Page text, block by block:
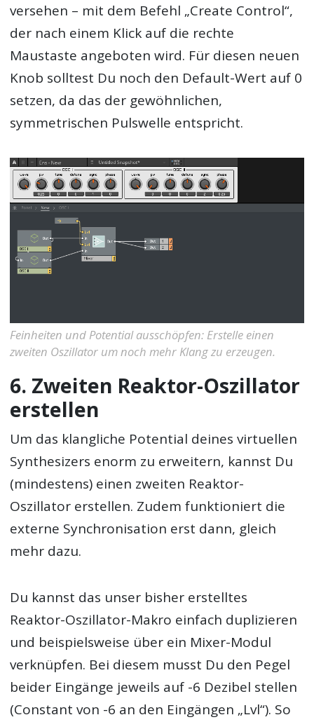
versehen – mit dem Befehl „Create Control“,
der nach einem Klick auf die rechte
Maustaste angeboten wird. Für diesen neuen
Knob solltest Du noch den Default-Wert auf 0
setzen, da das der gewöhnlichen,
symmetrischen Pulswelle entspricht.
Feinheiten und Potential ausschöpfen: Erstelle einen
zweiten Oszillator um noch mehr Klang zu erzeugen.
6. Zweiten Reaktor-Oszillator
erstellen
Um das klangliche Potential deines virtuellen
Synthesizers enorm zu erweitern, kannst Du
(mindestens) einen zweiten Reaktor-
Oszillator erstellen. Zudem funktioniert die
externe Synchronisation erst dann, gleich
mehr dazu.
Du kannst das unser bisher erstelltes
Reaktor-Oszillator-Makro einfach duplizieren
und beispielsweise über ein Mixer-Modul
verknüpfen. Bei diesem musst Du den Pegel
beider Eingänge jeweils auf -6 Dezibel stellen
(Constant von -6 an den Eingängen „Lvl“). So